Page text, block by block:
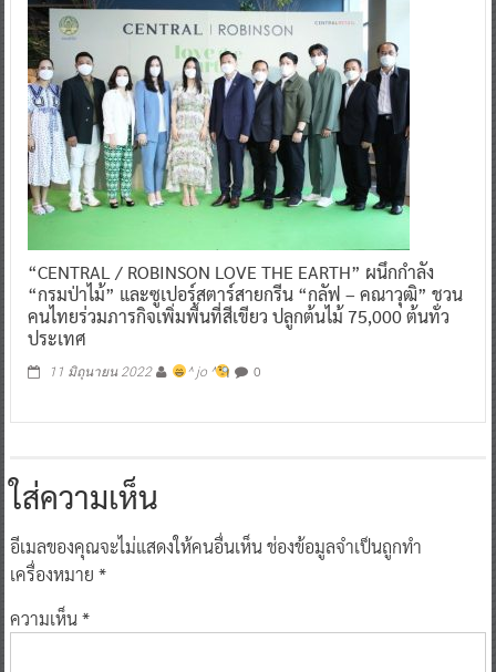
“CENTRAL / ROBINSON LOVE THE EARTH” ผนึกกำลัง
“กรมป่าไม้” และซูเปอร์สตาร์สายกรีน “กลัฟ – คณาวุฒิ” ชวน
คนไทยร่วมภารกิจเพิ่มพื้นที่สีเขียว ปลูกต้นไม้ 75,000 ต้นทั่ว
ประเทศ
11 มิถุนายน 2022 ^ jo ^ 0
อีเมลของคุณจะไม่แสดงให้คนอื่นเห็น
ความเห็น*